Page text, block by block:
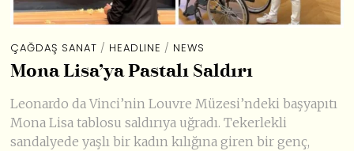
ÇAĞDAŞ SANAT / HEADLINE / NEWS
Mona Lisa’ya Pastalı Saldırı
Leonardo da Vinci’nin Louvre Müzesi’ndeki başyapıtı
Mona Lisa tablosu saldırıya uğradı. Tekerlekli
sandalyede yaşlı bir kadın kılığına giren bir genç,